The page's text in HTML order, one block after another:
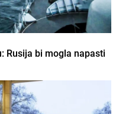
Rusija bi mogla napasti